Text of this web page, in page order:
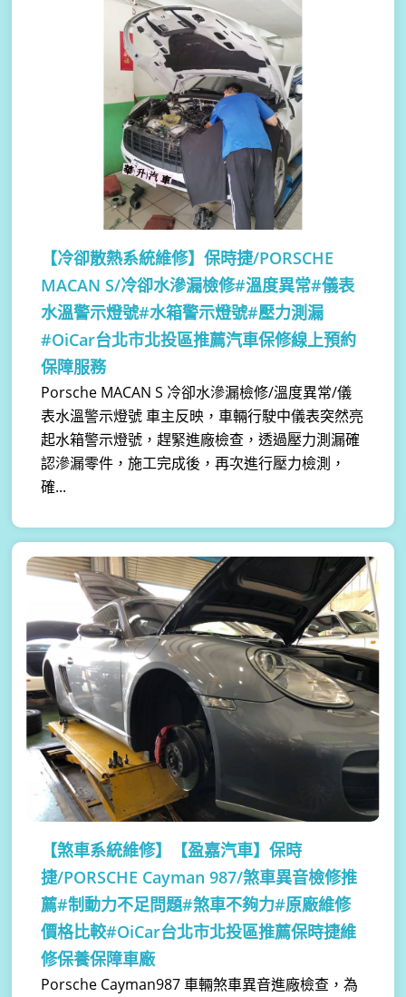
【冷卻散熱系統維修】保時捷/PORSCHE
MACAN S/冷卻水滲漏檢修#溫度異常#儀表
水溫警示燈號#水箱警示燈號#壓力測漏
#OiCar台北市北投區推薦汽車保修線上預約
保障服務
Porsche MACAN S 冷卻水滲漏檢修/溫度異常/儀
表水溫警示燈號 車主反映，車輛行駛中儀表突然亮
起水箱警示燈號，趕緊進廠檢查，透過壓力測漏確
認滲漏零件，施工完成後，再次進行壓力檢測，
確...
【煞車系統維修】
【盈嘉汽車】保時
捷/PORSCHE Cayman 987/煞車異音檢修推
薦#制動力不足問題#煞車不夠力#原廠維修
價格比較#OiCar台北市北投區推薦保時捷維
修保養保障車廠
Porsche Cayman987 車輛煞車異音進廠檢查，為